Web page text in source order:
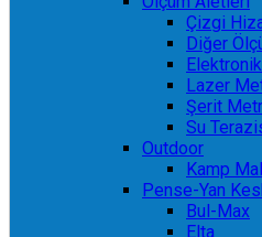
Çizgi
Diğer
Lazer
Şerit
Su
Outdoor
Kamp
Pense-Yan
Bul-Max
Elta